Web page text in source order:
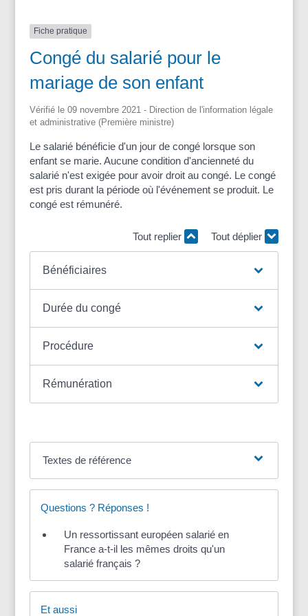
Fiche pratique
Congé du salarié pour le
mariage de son enfant
Vérifié le 09 novembre 2021 - Direction de l'information légale
et administrative (Première ministre)
Le salarié bénéficie d'un jour de congé lorsque son
enfant se marie. Aucune condition d'ancienneté du
salarié n'est exigée pour avoir droit au congé. Le congé
est pris durant la période où l'événement se produit. Le
congé est rémunéré.
Tout replier Tout déplier
Bénéficiaires
Durée du congé
Procédure
Rémunération
Textes de référence
Questions ? Réponses !
Un ressortissant européen salarié en
France a-t-il les mêmes droits qu'un
salarié français ?
Et aussi